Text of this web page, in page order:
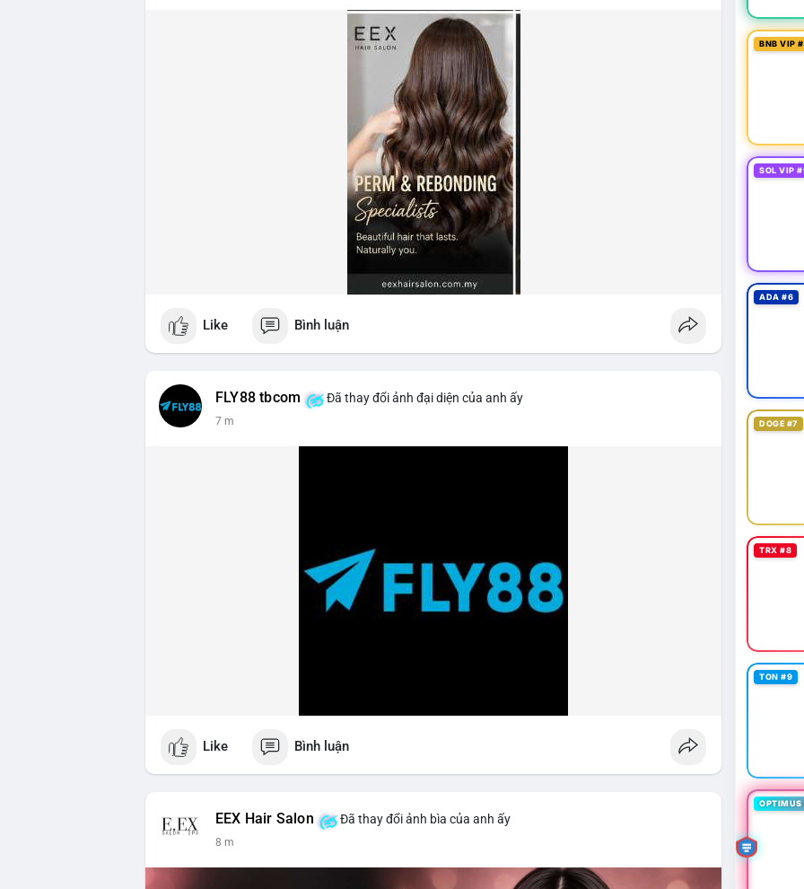
Like Bình luận
FLY88 tbcom Đã thay đổi ảnh đại diện của anh ấy
7 m
Like Bình luận
EEX Hair Salon Đã thay đổi ảnh bìa của anh ấy
8 m
BNB VIP
SOL VIP
ADA #6
DOGE #7
TRX #8
TON #9
OPTIMUS